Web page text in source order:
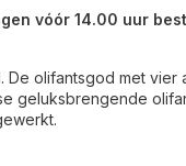
vóór 14.00 uur
De olifantsgod met vier
geluksbrengende